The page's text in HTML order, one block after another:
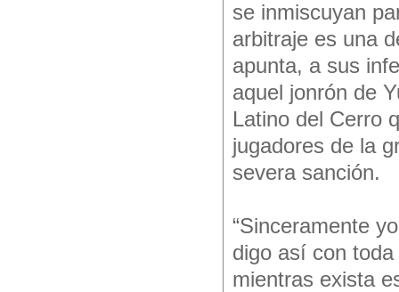
se inmiscuyan
arbitraje es una
apunta, a sus
aquel jonrón de
Latino del Cerro
jugadores de la
severa sanción.
“Sinceramente
digo así con
mientras exista